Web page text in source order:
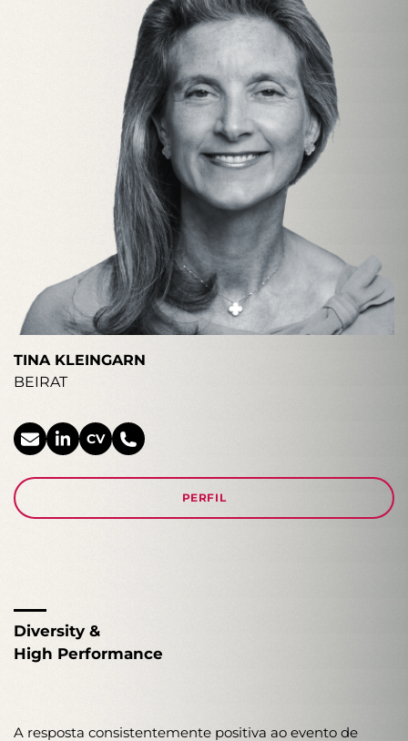
TINA KLEINGARN
BEIRAT
CV
PERFIL
Diversity &
High Performance
A resposta consistentemente positiva ao evento de